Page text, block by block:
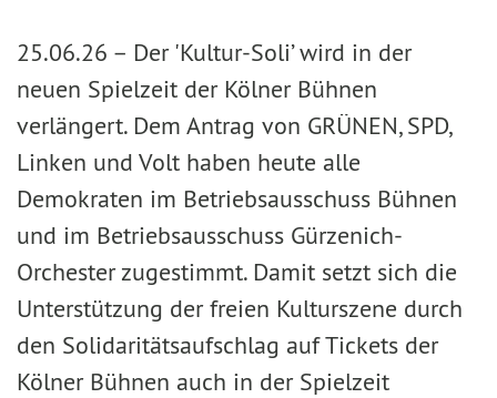
25.06.26 – Der 'Kultur-Soli’ wird in der
neuen Spielzeit der Kölner Bühnen
verlängert. Dem Antrag von GRÜNEN, SPD,
Linken und Volt haben heute alle
Demokraten im Betriebsausschuss Bühnen
und im Betriebsausschuss Gürzenich-
Orchester zugestimmt. Damit setzt sich die
Unterstützung der freien Kulturszene durch
den Solidaritätsaufschlag auf Tickets der
Kölner Bühnen auch in der Spielzeit